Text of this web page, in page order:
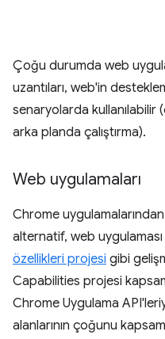
Çoğu durumda web
uzantıları, web'in
senaryolarda kullanılabilir
arka planda çalıştırma).
Web uygulamaları
Chrome
alternatif, web
özellikleri projesi gibi
Capabilities projesi
Chrome Uygulama
alanlarının çoğunu